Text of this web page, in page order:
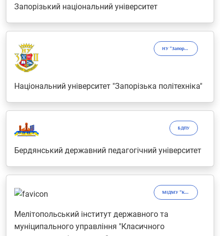
Запорізький національний університет
НУ "Запорізька політехніка"
Національний університет "Запорізька політехніка"
БДПУ
Бердянський державний педагогічний університет
МІДМУ "КПУ"
Мелітопольський інститут державного та
муніципального управління "Класичного